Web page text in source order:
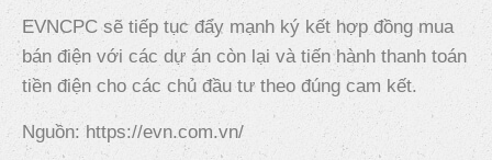
EVNCPC sẽ tiếp tục đẩy mạnh ký kết hợp đồng mua
bán điện với các dự án còn lại và tiến hành thanh toán
tiền điện cho các chủ đầu tư theo đúng cam kết.
Nguồn: https://evn.com.vn/